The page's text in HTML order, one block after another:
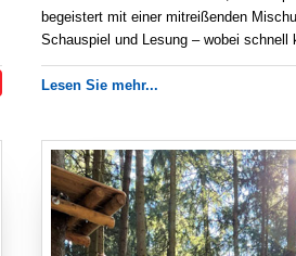
begeistert mit einer mitreißenden
Schauspiel und Lesung – wobei schnell
Lesen Sie mehr...